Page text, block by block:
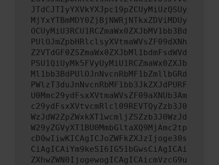
JTdCJTIyYXVkYXJpc19pZCUyMiUzQSUy
MjYxYTBmMDY0ZjBjNWRjNTkxZDViMDUy
OCUyMiU3RCU1RCZmaWx0ZXJbMV1bb3Bd
PUlOJmZpbHRlclsyXVtmaWVsZF09dXNh
Z2VTdGF0ZSZmaWx0ZXJbMl1bdmFsdWVd
PSU1QiUyMk5FVyUyMiU1RCZmaWx0ZXJb
Ml1bb3BdPUlOJnNvcnRbMF1bZmllbGRd
PWlzT3duJnNvcnRbMF1bb3JkZXJdPURF
U0Mmc29ydFsxXVtmaWVsZF09aXNUb3Am
c29ydFsxXVtvcmRlcl09REVTQyZzb3J0
WzJdW2ZpZWxkXT1wcmljZSZzb3J0WzJd
W29yZGVyXT1BU0MmbGltaXQ9MjAmc2tp
cD0wIiwKICAgICJoZWFkZXJzIjoge30s
CiAgICAiYm9keSI6IG51bGwsCiAgICAi
ZXhwZWN0IjogewogICAgICAicmVzcG9u